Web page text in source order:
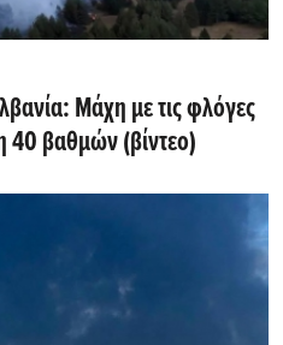
Μάχη με τις φλόγες
40 βαθμών (βίντεο)